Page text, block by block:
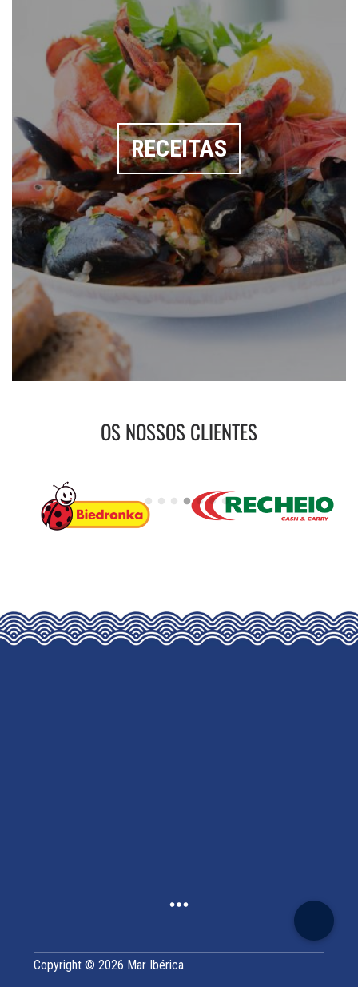
RECEITAS
OS NOSSOS CLIENTES
Copyright © 2026 Mar Ibérica